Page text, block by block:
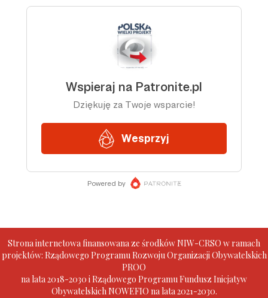
Strona internetowa finansowana ze środków NIW-CRSO w ramach
projektów: Rządowego Programu Rozwoju Organizacji Obywatelskich
PROO
na lata 2018-2030 i Rządowego Programu Fundusz Inicjatyw
Obywatelskich NOWEFIO na lata 2021-2030.